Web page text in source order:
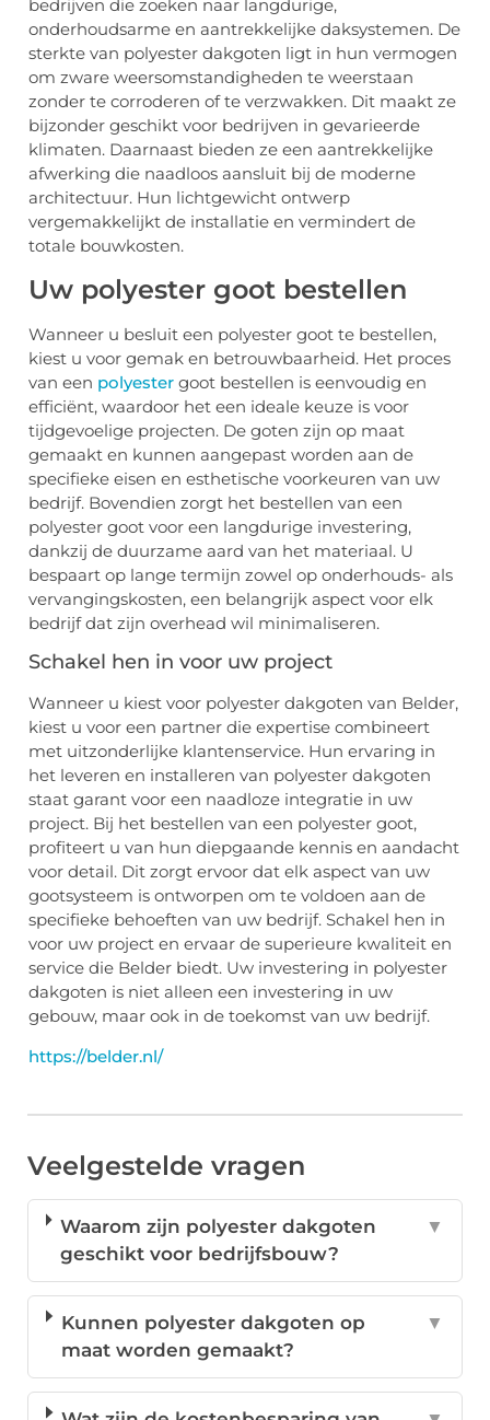
bedrijven die zoeken naar langdurige,
onderhoudsarme en aantrekkelijke daksystemen. De
sterkte van polyester dakgoten ligt in hun vermogen
om zware weersomstandigheden te weerstaan
zonder te corroderen of te verzwakken. Dit maakt ze
bijzonder geschikt voor bedrijven in gevarieerde
klimaten. Daarnaast bieden ze een aantrekkelijke
afwerking die naadloos aansluit bij de moderne
architectuur. Hun lichtgewicht ontwerp
vergemakkelijkt de installatie en vermindert de
totale bouwkosten.
Uw polyester goot bestellen
Wanneer u besluit een polyester goot te bestellen,
kiest u voor gemak en betrouwbaarheid. Het proces
van een polyester goot bestellen is eenvoudig en
efficiënt, waardoor het een ideale keuze is voor
tijdgevoelige projecten. De goten zijn op maat
gemaakt en kunnen aangepast worden aan de
specifieke eisen en esthetische voorkeuren van uw
bedrijf. Bovendien zorgt het bestellen van een
polyester goot voor een langdurige investering,
dankzij de duurzame aard van het materiaal. U
bespaart op lange termijn zowel op onderhouds- als
vervangingskosten, een belangrijk aspect voor elk
bedrijf dat zijn overhead wil minimaliseren.
Schakel hen in voor uw project
Wanneer u kiest voor polyester dakgoten van Belder,
kiest u voor een partner die expertise combineert
met uitzonderlijke klantenservice. Hun ervaring in
het leveren en installeren van polyester dakgoten
staat garant voor een naadloze integratie in uw
project. Bij het bestellen van een polyester goot,
profiteert u van hun diepgaande kennis en aandacht
voor detail. Dit zorgt ervoor dat elk aspect van uw
gootsysteem is ontworpen om te voldoen aan de
specifieke behoeften van uw bedrijf. Schakel hen in
voor uw project en ervaar de superieure kwaliteit en
service die Belder biedt. Uw investering in polyester
dakgoten is niet alleen een investering in uw
gebouw, maar ook in de toekomst van uw bedrijf.
https://belder.nl/
Veelgestelde vragen
Waarom zijn polyester dakgoten
geschikt voor bedrijfsbouw?
▼
Kunnen polyester dakgoten op
maat worden gemaakt?
▼